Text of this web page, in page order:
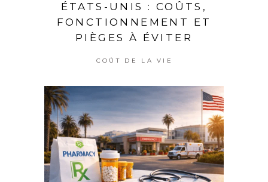
ÉTATS-UNIS : COÛTS,
FONCTIONNEMENT ET
PIÈGES À ÉVITER
COÛT DE LA VIE